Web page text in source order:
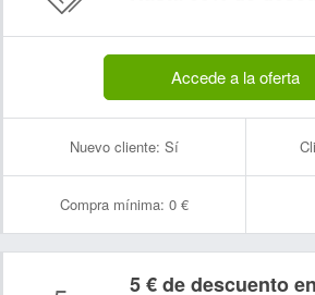
Accede a la oferta
Nuevo cliente: Sí
Compra mínima: 0 €
5 € de descuento